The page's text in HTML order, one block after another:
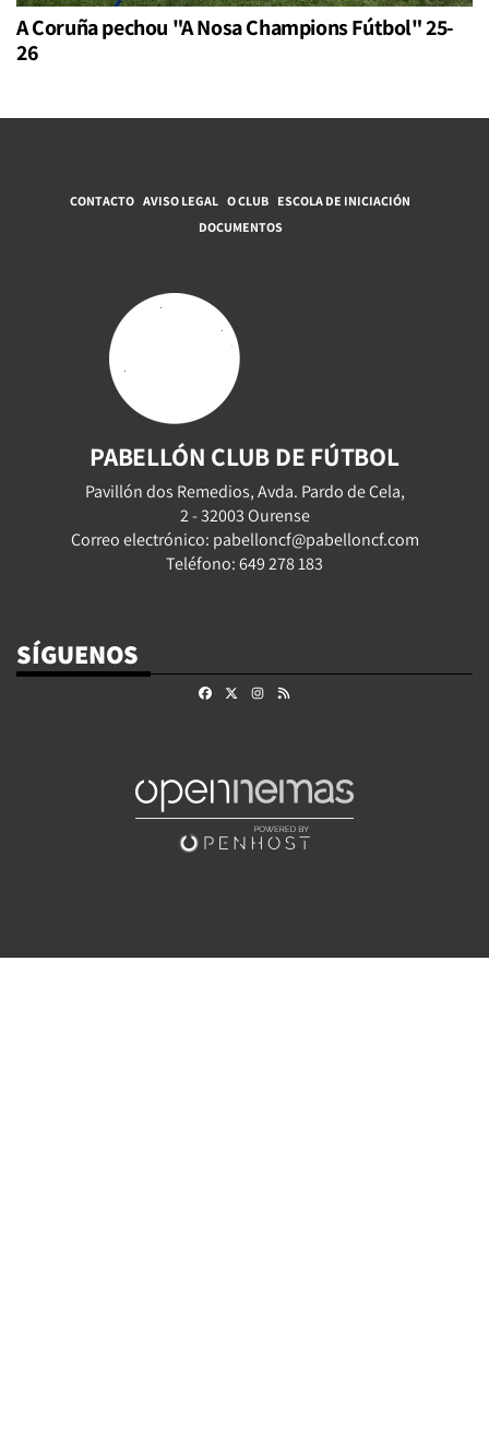
A Coruña pechou "A Nosa Champions Fútbol" 25-
26
CONTACTO AVISO LEGAL O CLUB ESCOLA DE INICIACIÓN
DOCUMENTOS
PABELLÓN CLUB DE FÚTBOL
Pavillón dos Remedios, Avda. Pardo de Cela,
2 - 32003 Ourense
Correo electrónico: pabelloncf@pabelloncf.com
Teléfono: 649 278 183
SÍGUENOS
FacebookInstagram